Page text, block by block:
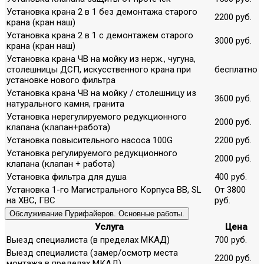
Установка крана 2 в 1 без демонтажа старого
крана (кран наш)
2200 руб.
Установка крана 2 в 1 с демонтажем старого
крана (кран наш)
3000 руб.
Установка крана ЧВ на мойку из нерж., чугуна,
столешницы ДСП, искусственного крана при
установке нового фильтра
бесплатно
Установка крана ЧВ на мойку / столешницу из
натурального камня, гранита
3600 руб.
Установка нерегулируемого редукционного
клапана (клапан+работа)
2000 руб.
Установка повысительного насоса 100G
2200 руб.
Установка регулируемого редукционного
клапана (клапан + работа)
2000 руб.
Установка фильтра для душа
400 руб.
Установка 1-го Магистрального Корпуса ВВ, SL
на ХВС, ГВС
От 3800
руб.
Обслуживание Пурифайеров. Основные работы.
Услуга
Цена
Выезд специалиста (в пределах МКАД)
700 руб.
Выезд специалиста (замер/осмотр места
2200 руб.